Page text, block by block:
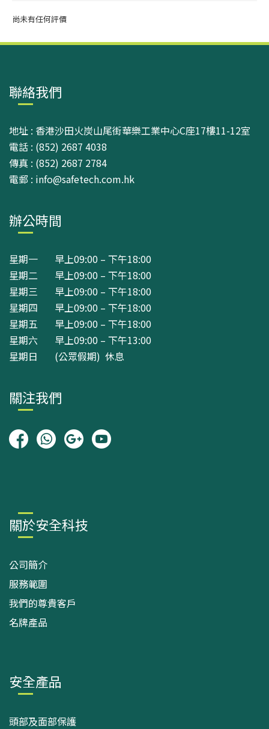
尚未有任何評價
聯絡我們
地址 : 香港沙田火炭山尾街華樂工業中心C座17樓11-12室
電話 : (852) 2687 4038
傳真 : (852) 2687 2784
電郵 : info@safetech.com.hk
辦公時間
星期一 早上09:00 – 下午18:00
星期二 早上09:00 – 下午18:00
星期三 早上09:00 – 下午18:00
星期四 早上09:00 – 下午18:00
星期五 早上09:00 – 下午18:00
星期六 早上09:00 – 下午13:00
星期日 (公眾假期) 休息
關注我們
關於安全科技
公司簡介
服務範圍
我們的尊貴客戶
名牌產品
安全產品
頭部及面部保護